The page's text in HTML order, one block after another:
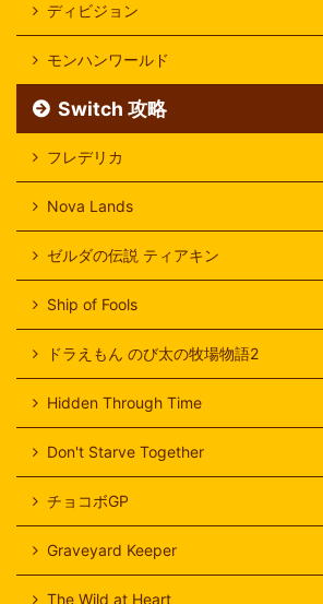
ディビジョン
モンハンワールド
Switch 攻略
フレデリカ
Nova Lands
ゼルダの伝説 ティアキン
Ship of Fools
ドラえもん のび太の牧場物語2
Hidden Through Time
Don't Starve Together
チョコボGP
Graveyard Keeper
The Wild at Heart